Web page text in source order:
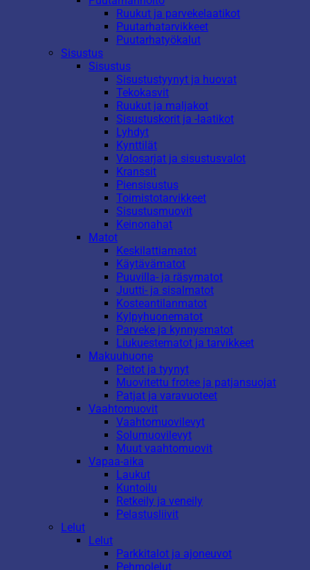
Ruukut ja parvekelaatikot
Puutarhatarvikkeet
Puutarhatyökalut
Sisustus
Sisustus
Sisustustyynyt ja huovat
Tekokasvit
Ruukut ja maljakot
Sisustuskorit ja -laatikot
Lyhdyt
Kynttilät
Valosarjat ja sisustusvalot
Kranssit
Piensisustus
Toimistotarvikkeet
Sisustusmuovit
Keinonahat
Matot
Keskilattiamatot
Käytävämatot
Puuvilla- ja räsymatot
Juutti- ja sisalmatot
Kosteantilanmatot
Kylpyhuonematot
Parveke ja kynnysmatot
Liukuestematot ja tarvikkeet
Makuuhuone
Peitot ja tyynyt
Muovitettu frotee ja patjansuojat
Patjat ja varavuoteet
Vaahtomuovit
Vaahtomuovilevyt
Solumuovilevyt
Muut vaahtomuovit
Vapaa-aika
Laukut
Kuntoilu
Retkeily ja veneily
Pelastusliivit
Lelut
Lelut
Parkkitalot ja ajoneuvot
Pehmolelut